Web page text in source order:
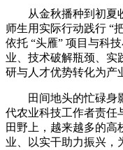
从金秋播种到初夏
师生用实际行动践行 “
依托 “头雁” 项目与科
业、技术破解瓶颈、实
研与人才优势转化为产
田间地头的忙碌身
代农业科技工作者责任
田野上，越来越多的高
业、以实干助力振兴，